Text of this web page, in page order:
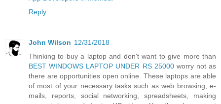
Reply
John Wilson 12/31/2018
Thinking to buy a laptop and don't want to give more than
BEST WINDOWS LAPTOP UNDER RS 25000worry not as
there are opportunities open online. These laptops are able
of most of your necessary tasks such as web browsing, e-
mails, reports, social networking, spreadsheets, making